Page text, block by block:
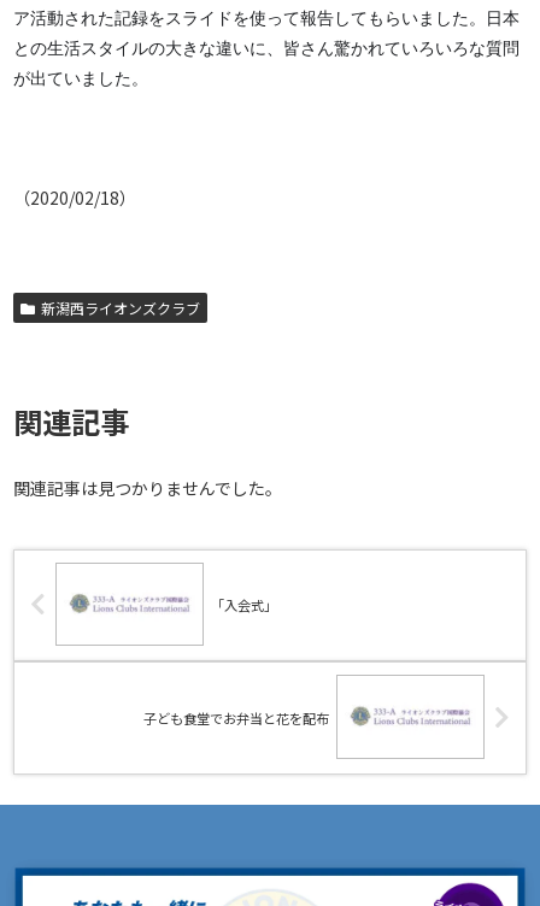
ア活動された記録をスライドを使って報告してもらいました。日本
との生活スタイルの大きな違いに、皆さん驚かれていろいろな質問
が出ていました。
（2020/02/18）
新潟西ライオンズクラブ
関連記事
関連記事は見つかりませんでした。
「入会式」
子ども食堂でお弁当と花を配布